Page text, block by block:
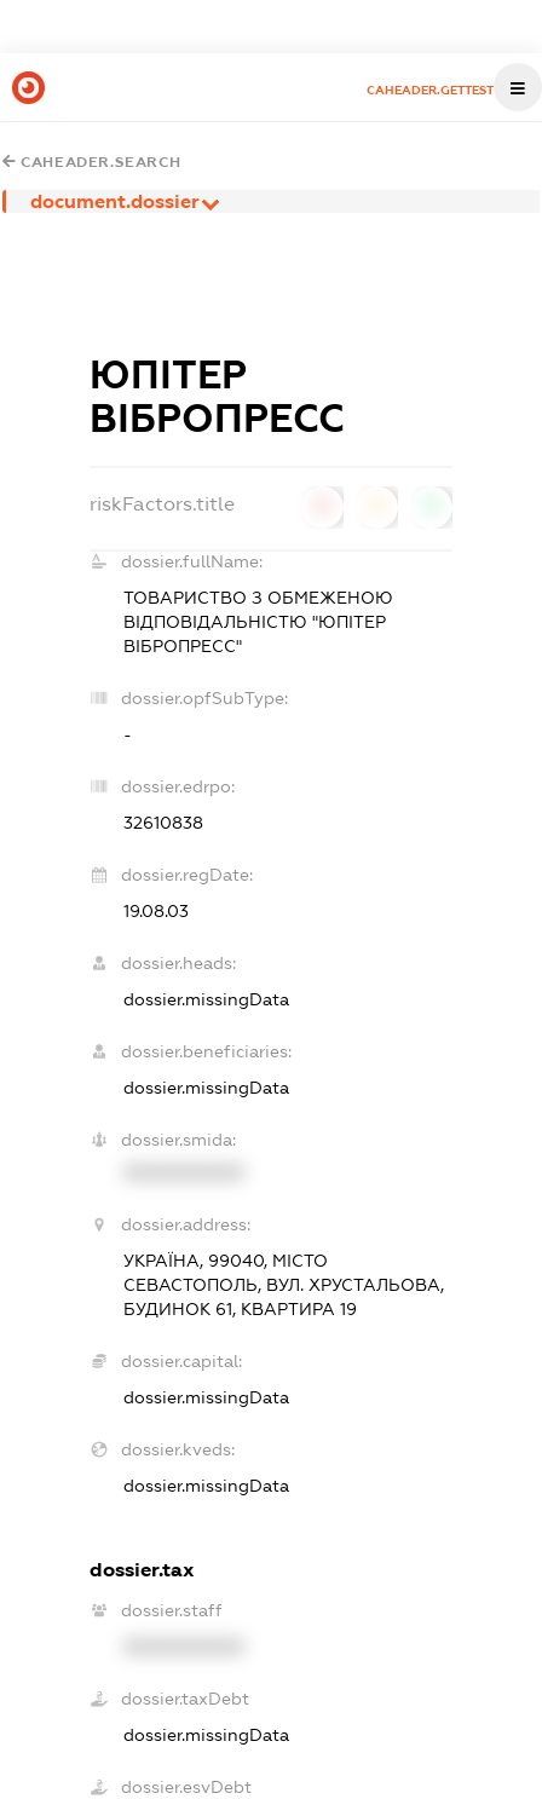
CAHEADER.GETTEST
CAHEADER.SEARCH
document.dossier
ЮПІТЕР
ВІБРОПРЕСС
riskFactors.title
dossier.fullName:
ТОВАРИСТВО З ОБМЕЖЕНОЮ
ВІДПОВІДАЛЬНІСТЮ "ЮПІТЕР
ВІБРОПРЕСС"
dossier.opfSubType:
-
dossier.edrpo:
32610838
dossier.regDate:
19.08.03
dossier.heads:
dossier.missingData
dossier.beneficiaries:
dossier.missingData
dossier.smida:
dossier.address:
УКРАЇНА, 99040, МІСТО
СЕВАСТОПОЛЬ, ВУЛ. ХРУСТАЛЬОВА,
БУДИНОК 61, КВАРТИРА 19
dossier.capital:
dossier.missingData
dossier.kveds:
dossier.missingData
dossier.tax
dossier.staff
dossier.taxDebt
dossier.missingData
dossier.esvDebt